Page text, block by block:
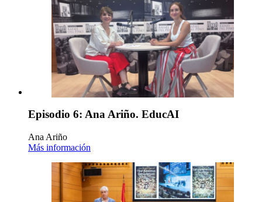
Episodio 6: Ana Ariño. EducAI
Ana Ariño
Más información